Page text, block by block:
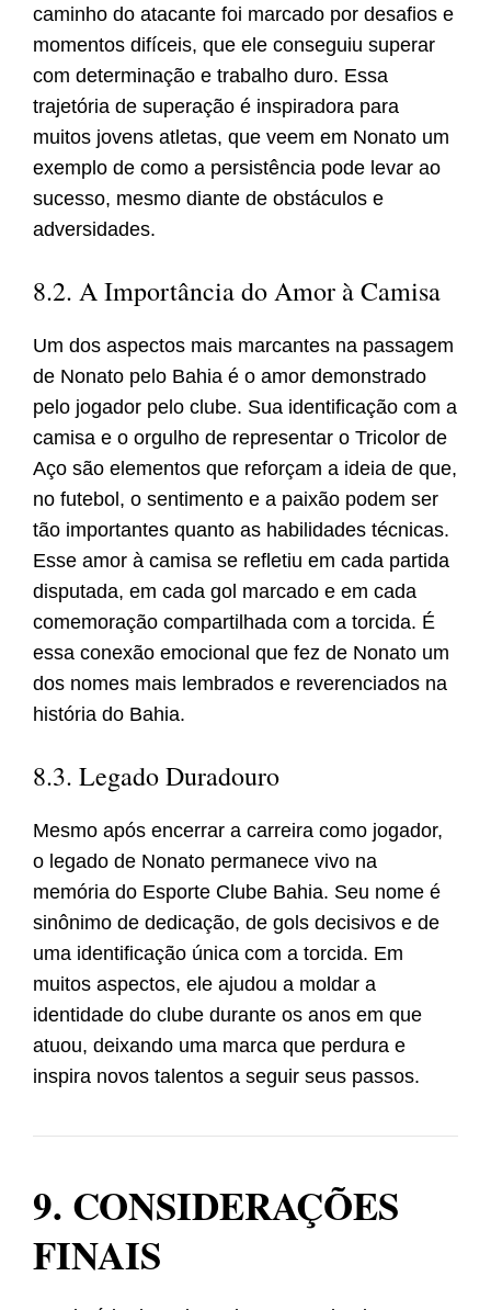
caminho do atacante foi marcado por desafios e
momentos difíceis, que ele conseguiu superar
com determinação e trabalho duro. Essa
trajetória de superação é inspiradora para
muitos jovens atletas, que veem em Nonato um
exemplo de como a persistência pode levar ao
sucesso, mesmo diante de obstáculos e
adversidades.
8.2. A Importância do Amor à Camisa
Um dos aspectos mais marcantes na passagem
de Nonato pelo Bahia é o amor demonstrado
pelo jogador pelo clube. Sua identificação com a
camisa e o orgulho de representar o Tricolor de
Aço são elementos que reforçam a ideia de que,
no futebol, o sentimento e a paixão podem ser
tão importantes quanto as habilidades técnicas.
Esse amor à camisa se refletiu em cada partida
disputada, em cada gol marcado e em cada
comemoração compartilhada com a torcida. É
essa conexão emocional que fez de Nonato um
dos nomes mais lembrados e reverenciados na
história do Bahia.
8.3. Legado Duradouro
Mesmo após encerrar a carreira como jogador,
o legado de Nonato permanece vivo na
memória do Esporte Clube Bahia. Seu nome é
sinônimo de dedicação, de gols decisivos e de
uma identificação única com a torcida. Em
muitos aspectos, ele ajudou a moldar a
identidade do clube durante os anos em que
atuou, deixando uma marca que perdura e
inspira novos talentos a seguir seus passos.
9. CONSIDERAÇÕES
FINAIS